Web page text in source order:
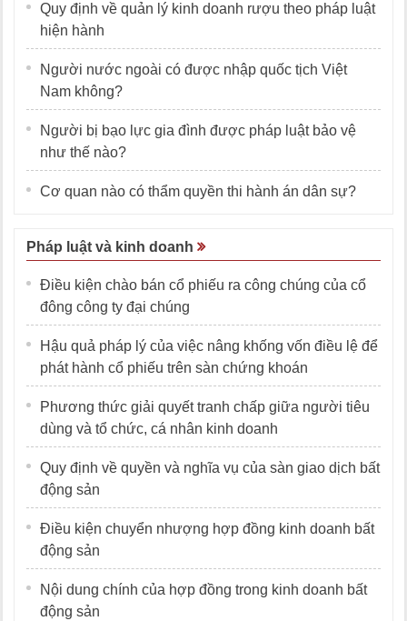
Quy định về quản lý kinh doanh rượu theo pháp luật
hiện hành
Người nước ngoài có được nhập quốc tịch Việt
Nam không?
Người bị bạo lực gia đình được pháp luật bảo vệ
như thế nào?
Cơ quan nào có thẩm quyền thi hành án dân sự?
Pháp luật và kinh doanh
Điều kiện chào bán cổ phiếu ra công chúng của cổ
đông công ty đại chúng
Hậu quả pháp lý của việc nâng khống vốn điều lệ để
phát hành cổ phiếu trên sàn chứng khoán
Phương thức giải quyết tranh chấp giữa người tiêu
dùng và tổ chức, cá nhân kinh doanh
Quy định về quyền và nghĩa vụ của sàn giao dịch bất
động sản
Điều kiện chuyển nhượng hợp đồng kinh doanh bất
động sản
Nội dung chính của hợp đồng trong kinh doanh bất
động sản